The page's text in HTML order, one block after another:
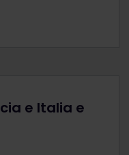
e Italia e